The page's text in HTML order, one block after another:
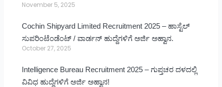
November 5, 2025
Cochin Shipyard Limited Recruitment 2025 – ಹಾಸ್ಟೆಲ್
ಸುಪರಿಂಟೆಂಡೆಂಟ್ / ವಾರ್ಡನ್ ಹುದ್ದೆಗಳಿಗೆ ಅರ್ಜಿ ಅಹ್ವಾನ.
October 27, 2025
Intelligence Bureau Recruitment 2025 – ಗುಪ್ತಚರ ದಳದಲ್ಲಿ
ವಿವಿಧ ಹುದ್ದೆಗಳಿಗೆ ಅರ್ಜಿ ಅಹ್ವಾನ!